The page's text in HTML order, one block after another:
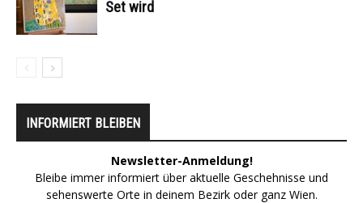
Set wird
INFORMIERT BLEIBEN
Newsletter-Anmeldung!
Bleibe immer informiert über aktuelle Geschehnisse und
sehenswerte Orte in deinem Bezirk oder ganz Wien.